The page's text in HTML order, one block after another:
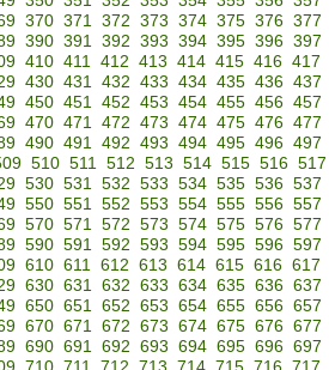
370 371 372 373 374 375 376 377
390 391 392 393 394 395 396 397
410 411 412 413 414 415 416 417
430 431 432 433 434 435 436 437
450 451 452 453 454 455 456 457
470 471 472 473 474 475 476 477
490 491 492 493 494 495 496 497
510 511 512 513 514 515 516 517
530 531 532 533 534 535 536 537
550 551 552 553 554 555 556 557
570 571 572 573 574 575 576 577
590 591 592 593 594 595 596 597
610 611 612 613 614 615 616 617
630 631 632 633 634 635 636 637
650 651 652 653 654 655 656 657
670 671 672 673 674 675 676 677
690 691 692 693 694 695 696 697